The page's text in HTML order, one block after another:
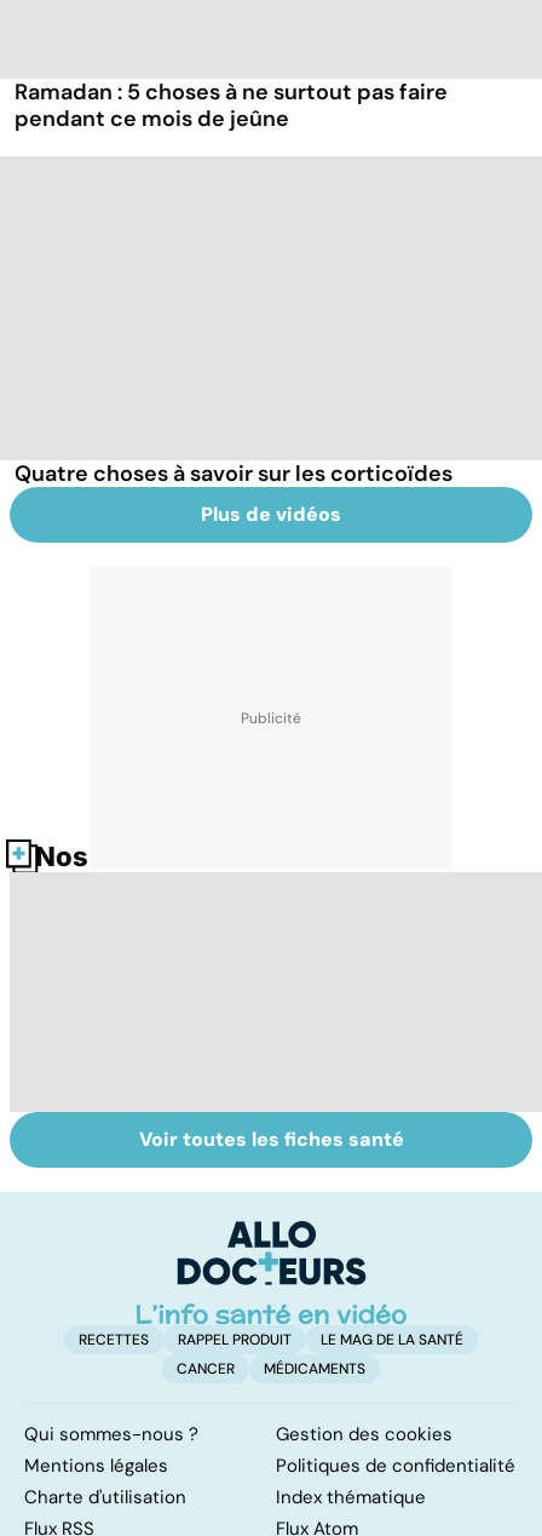
Ramadan : 5 choses à ne surtout pas faire
pendant ce mois de jeûne
Quatre choses à savoir sur les corticoïdes
Plus de vidéos
Nos fiches santé
Covid-19 : tout
savoir sur la
Variole du singe :
symptômes,
traitements
Voir toutes les fiches santé
RECETTES RAPPEL PRODUIT
LE MAG DE LA SANTÉ
CANCER
MÉDICAMENTS
Qui sommes-nous ?
Gestion des cookies
Mentions légales
Politiques de confidentialité
Charte d'utilisation
Index thématique
Flux RSS
Flux Atom